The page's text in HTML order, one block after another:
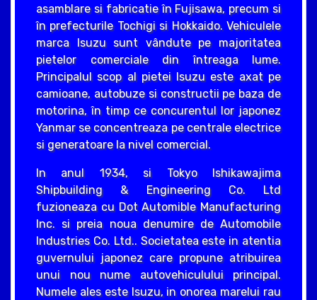
asamblare si fabricatie în Fujisawa, precum si
în prefecturile Tochigi si Hokkaido. Vehiculele
marca Isuzu sunt vândute pe majoritatea
pietelor comerciale din întreaga lume.
Principalul scop al pietei Isuzu este axat pe
camioane, autobuze si constructii pe baza de
motorina, în timp ce concurentul lor japonez
Yanmar se concentreaza pe centrale electrice
si generatoare la nivel comercial.
In anul 1934, si Tokyo Ishikawajima
Shipbuilding & Engineering Co. Ltd
fuzioneaza cu Dot Automible Manufacturing
Inc. si preia noua denumire de Automobile
Industries Co. Ltd.. Societatea este in atentia
guvernului japonez care propune atribuirea
unui nou nume autovehiculului principal.
Numele ales este Isuzu, in onorea marelui rau